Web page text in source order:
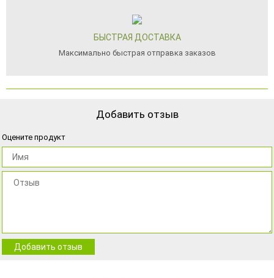
БЫСТРАЯ ДОСТАВКА
Максимально быстрая отправка заказов
Добавить отзыв
Оцените продукт
Добавить отзыв